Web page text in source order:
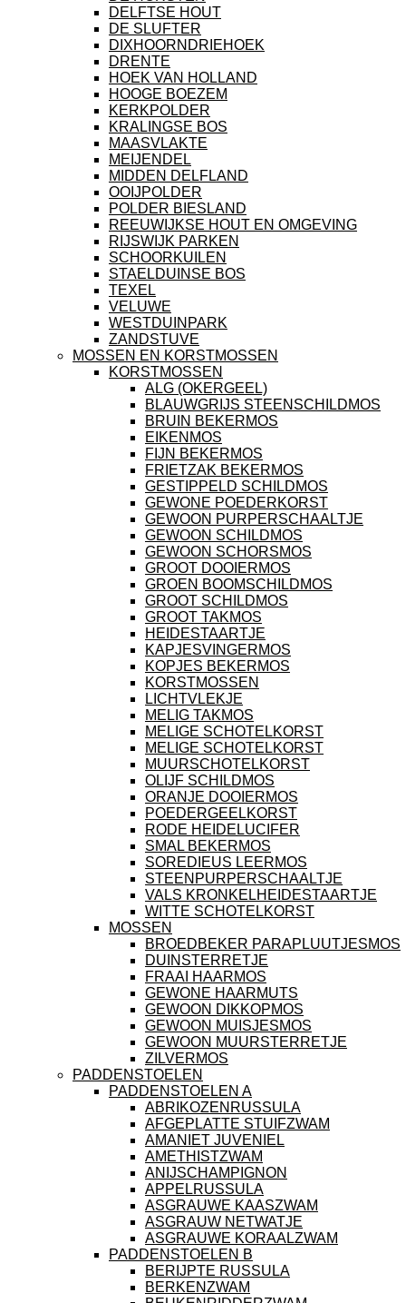
DELFTSE HOUT
DE SLUFTER
DIXHOORNDRIEHOEK
DRENTE
HOEK VAN HOLLAND
HOOGE BOEZEM
KERKPOLDER
KRALINGSE BOS
MAASVLAKTE
MEIJENDEL
MIDDEN DELFLAND
OOIJPOLDER
POLDER BIESLAND
REEUWIJKSE HOUT EN OMGEVING
RIJSWIJK PARKEN
SCHOORKUILEN
STAELDUINSE BOS
TEXEL
VELUWE
WESTDUINPARK
ZANDSTUVE
MOSSEN EN KORSTMOSSEN
KORSTMOSSEN
ALG (OKERGEEL)
BLAUWGRIJS STEENSCHILDMOS
BRUIN BEKERMOS
EIKENMOS
FIJN BEKERMOS
FRIETZAK BEKERMOS
GESTIPPELD SCHILDMOS
GEWONE POEDERKORST
GEWOON PURPERSCHAALTJE
GEWOON SCHILDMOS
GEWOON SCHORSMOS
GROOT DOOIERMOS
GROEN BOOMSCHILDMOS
GROOT SCHILDMOS
GROOT TAKMOS
HEIDESTAARTJE
KAPJESVINGERMOS
KOPJES BEKERMOS
KORSTMOSSEN
LICHTVLEKJE
MELIG TAKMOS
MELIGE SCHOTELKORST
MELIGE SCHOTELKORST
MUURSCHOTELKORST
OLIJF SCHILDMOS
ORANJE DOOIERMOS
POEDERGEELKORST
RODE HEIDELUCIFER
SMAL BEKERMOS
SOREDIEUS LEERMOS
STEENPURPERSCHAALTJE
VALS KRONKELHEIDESTAARTJE
WITTE SCHOTELKORST
MOSSEN
BROEDBEKER PARAPLUUTJESMOS
DUINSTERRETJE
FRAAI HAARMOS
GEWONE HAARMUTS
GEWOON DIKKOPMOS
GEWOON MUISJESMOS
GEWOON MUURSTERRETJE
ZILVERMOS
PADDENSTOELEN
PADDENSTOELEN A
ABRIKOZENRUSSULA
AFGEPLATTE STUIFZWAM
AMANIET JUVENIEL
AMETHISTZWAM
ANIJSCHAMPIGNON
APPELRUSSULA
ASGRAUWE KAASZWAM
ASGRAUW NETWATJE
ASGRAUWE KORAALZWAM
PADDENSTOELEN B
BERIJPTE RUSSULA
BERKENZWAM